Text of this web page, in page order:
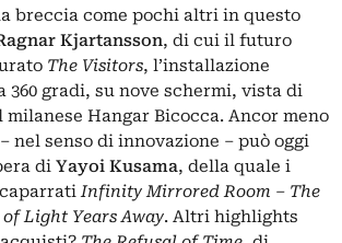
breccia come pochi altri in questo
Kjartansson, di cui il futuro
The Visitors, l’installazione
360 gradi, su nove schermi, vista di
milanese Hangar Bicocca. Ancor meno
nel senso di innovazione – può oggi
di Yayoi Kusama, della quale i
Infinity Mirrored Room – The
Light Years Away. Altri highlights